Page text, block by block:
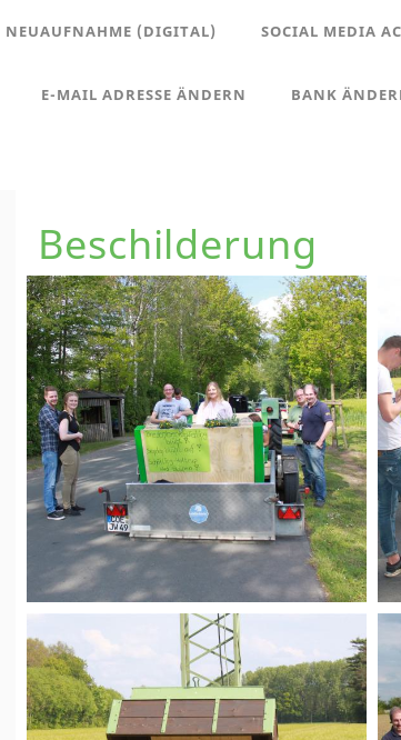
NEUAUFNAHME (DIGITAL) SOCIAL MEDIA
E-MAIL ADRESSE ÄNDERN BANK
Beschilderung